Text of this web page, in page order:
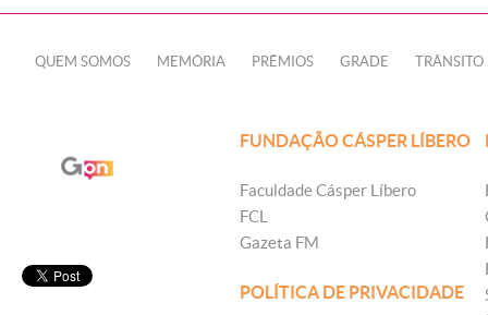
QUEM SOMOS MEMÓRIA PRÊMIOS GRADE TRÂNSITO
FUNDAÇÃO CÁSPER LÍBERO
Faculdade Cásper Líbero
FCL
Gazeta FM
POLÍTICA DE PRIVACIDADE